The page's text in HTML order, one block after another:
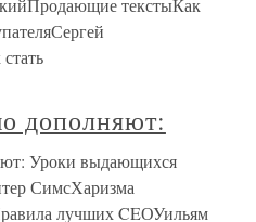
текстыКак
дополняют:
Уроки выдающихся
СимсХаризма
лучших CEОУильям